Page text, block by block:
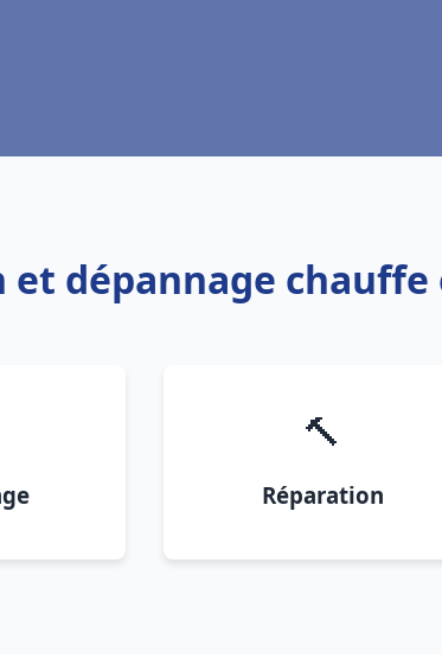
dépannage chauffe
🔨
Réparation